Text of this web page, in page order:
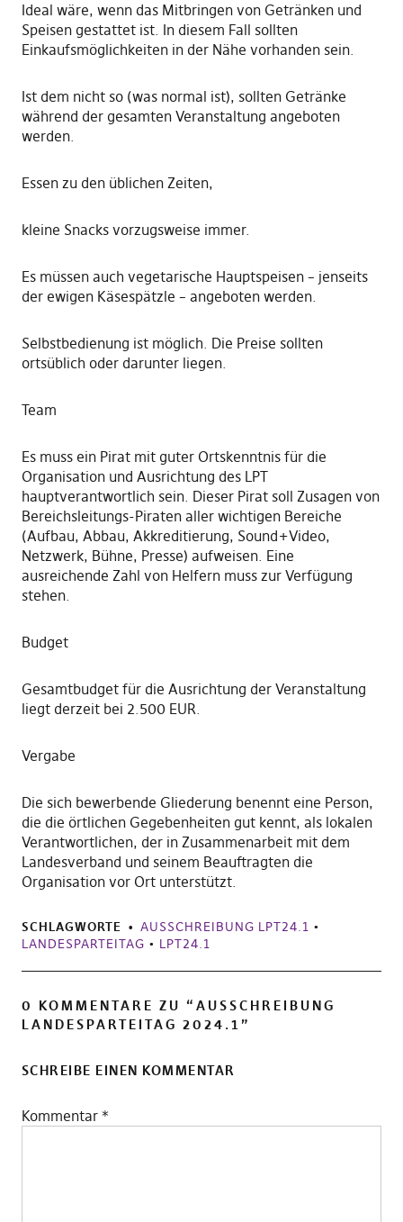
Ideal wäre, wenn das Mitbringen von Getränken und
Speisen gestattet ist. In diesem Fall sollten
Einkaufsmöglichkeiten in der Nähe vorhanden sein.
Ist dem nicht so (was normal ist), sollten Getränke
während der gesamten Veranstaltung angeboten
werden.
Essen zu den üblichen Zeiten,
kleine Snacks vorzugsweise immer.
Es müssen auch vegetarische Hauptspeisen – jenseits
der ewigen Käsespätzle – angeboten werden.
Selbstbedienung ist möglich. Die Preise sollten
ortsüblich oder darunter liegen.
Team
Es muss ein Pirat mit guter Ortskenntnis für die
Organisation und Ausrichtung des LPT
hauptverantwortlich sein. Dieser Pirat soll Zusagen von
Bereichsleitungs-Piraten aller wichtigen Bereiche
(Aufbau, Abbau, Akkreditierung, Sound+Video,
Netzwerk, Bühne, Presse) aufweisen. Eine
ausreichende Zahl von Helfern muss zur Verfügung
stehen.
Budget
Gesamtbudget für die Ausrichtung der Veranstaltung
liegt derzeit bei 2.500 EUR.
Vergabe
Die sich bewerbende Gliederung benennt eine Person,
die die örtlichen Gegebenheiten gut kennt, als lokalen
Verantwortlichen, der in Zusammenarbeit mit dem
Landesverband und seinem Beauftragten die
Organisation vor Ort unterstützt.
SCHLAGWORTE AUSSCHREIBUNG LPT24.1 •
LANDESPARTEITAG • LPT24.1
0 KOMMENTARE ZU “ AUSSCHREIBUNG
LANDESPARTEITAG 2024.1”
SCHREIBE EINEN KOMMENTAR
Kommentar *